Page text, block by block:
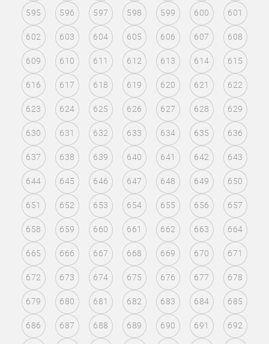
595 596 597 598 599 600 601
602 603 604 605 606 607 608
609 610 611 612 613 614 615
616 617 618 619 620 621 622
623 624 625 626 627 628 629
630 631 632 633 634 635 636
637 638 639 640 641 642 643
644 645 646 647 648 649 650
651 652 653 654 655 656 657
658 659 660 661 662 663 664
665 666 667 668 669 670 671
672 673 674 675 676 677 678
679 680 681 682 683 684 685
686 687 688 689 690 691 692